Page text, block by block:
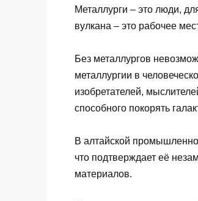
Металлурги – это люди,
вулкана – это рабочее
Без металлургов
металлургии в
изобретателей,
способного покорять
В алтайской
что подтверждает её
материалов.